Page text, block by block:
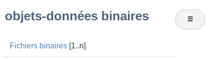
objets-données binaires
Fichiers binaires [1..n]